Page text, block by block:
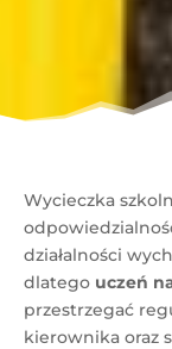
Wycieczka
działalności
dlatego uczeń
przestrzegać
kierownika oraz